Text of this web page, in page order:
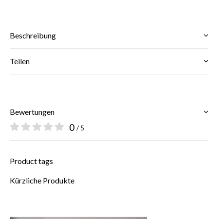
Beschreibung
Teilen
Bewertungen
0 / 5
Product tags
Kürzliche Produkte